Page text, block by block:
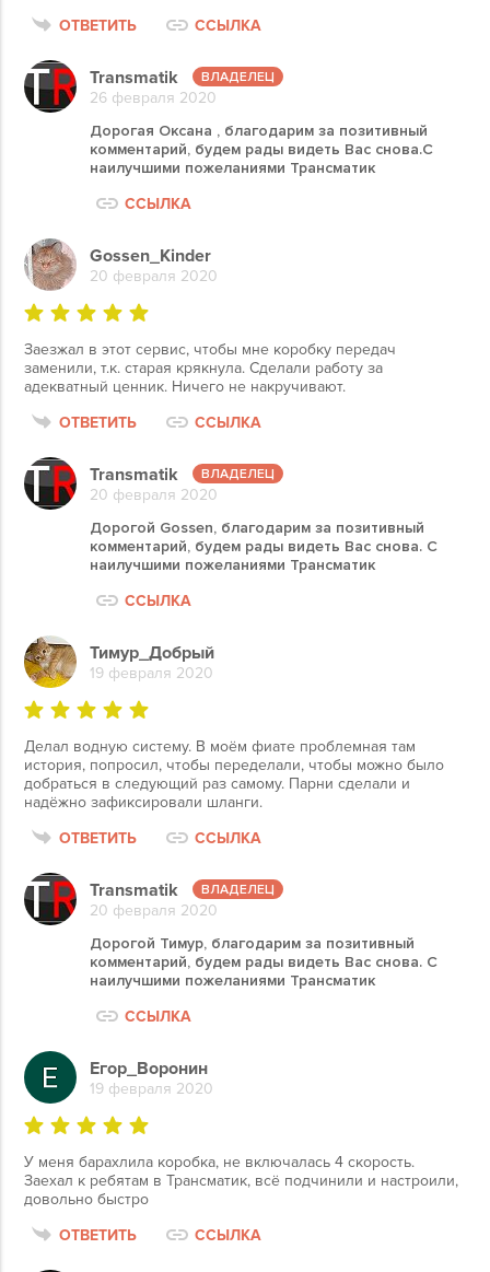
ОТВЕТИТЬ
ССЫЛКА
Transmatik
26 февраля 2020
Дорогая Оксана , благодарим за позитивный
комментарий, будем рады видеть Вас снова.С
наилучшими пожеланиями Трансматик
ССЫЛКА
Gossen_Kinder
20 февраля 2020
Заезжал в этот сервис, чтобы мне коробку передач
заменили, т.к. старая крякнула. Сделали работу за
адекватный ценник. Ничего не накручивают.
ОТВЕТИТЬ
ССЫЛКА
Transmatik
20 февраля 2020
Дорогой Gossen, благодарим за позитивный
комментарий, будем рады видеть Вас снова. С
наилучшими пожеланиями Трансматик
ССЫЛКА
Тимур_Добрый
19 февраля 2020
Делал водную систему. В моём фиате проблемная там
история, попросил, чтобы переделали, чтобы можно было
добраться в следующий раз самому. Парни сделали и
надёжно зафиксировали шланги.
ОТВЕТИТЬ
ССЫЛКА
Transmatik
20 февраля 2020
Дорогой Тимур, благодарим за позитивный
комментарий, будем рады видеть Вас снова. С
наилучшими пожеланиями Трансматик
ССЫЛКА
Егор_Воронин
19 февраля 2020
У меня барахлила коробка, не включалась 4 скорость.
Заехал к ребятам в Трансматик, всё подчинили и настроили,
довольно быстро
ОТВЕТИТЬ
ССЫЛКА